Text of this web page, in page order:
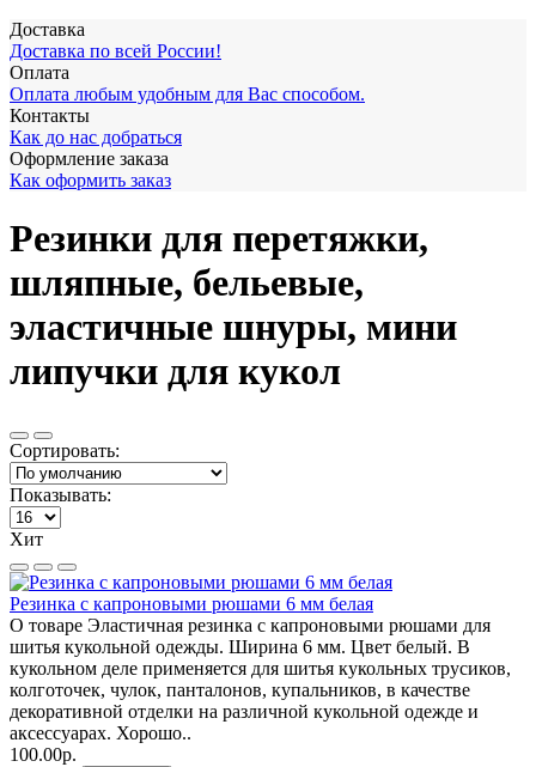
Доставка
Доставка по всей России!
Оплата
Оплата любым удобным для Вас способом.
Контакты
Как до нас добраться
Оформление заказа
Как оформить заказ
Резинки для перетяжки,
шляпные, бельевые,
эластичные шнуры, мини
липучки для кукол
Сортировать:
Показывать:
Хит
Резинка с капроновыми рюшами 6 мм белая
О товаре Эластичная резинка с капроновыми рюшами для
шитья кукольной одежды. Ширина 6 мм. Цвет белый. В
кукольном деле применяется для шитья кукольных трусиков,
колготочек, чулок, панталонов, купальников, в качестве
декоративной отделки на различной кукольной одежде и
аксессуарах. Хорошо..
100.00р.